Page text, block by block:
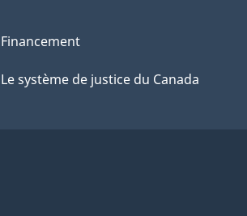
Financement
Le système de justice du Canada